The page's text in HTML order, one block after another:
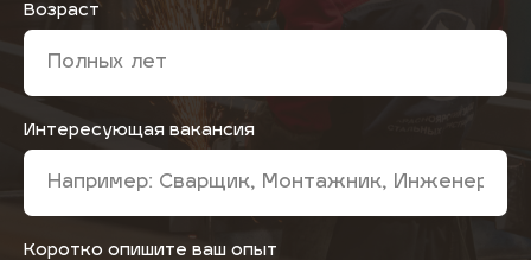
Возраст
Интересующая вакансия
Коротко опишите ваш опыт